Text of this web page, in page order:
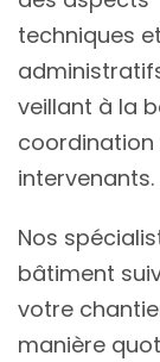
techniques et
veillant à la
coordination
intervenants.
Nos
bâtiment
votre
manière